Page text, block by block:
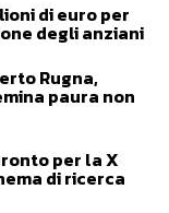
di euro per
degli anziani
Rugna,
paura non
per la X
di ricerca